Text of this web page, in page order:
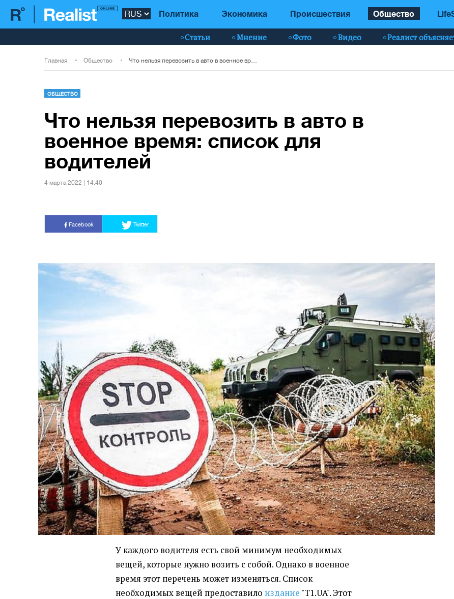
Политика Экономика Происшествия Общество
Статьи Мнение Фото Видео Реалист
Главная Общество
ОБЩЕСТВО
Что нельзя перевозить в авто в
военное время: список для
водителей
4 марта 2022 | 14:40
Facebook Twitter
У каждого водителя есть свой минимум необходимых
вещей, которые нужно возить с собой. Однако в военное
время этот перечень может изменяться. Список
необходимых вещей предоставило издание "T1.UA". Этот